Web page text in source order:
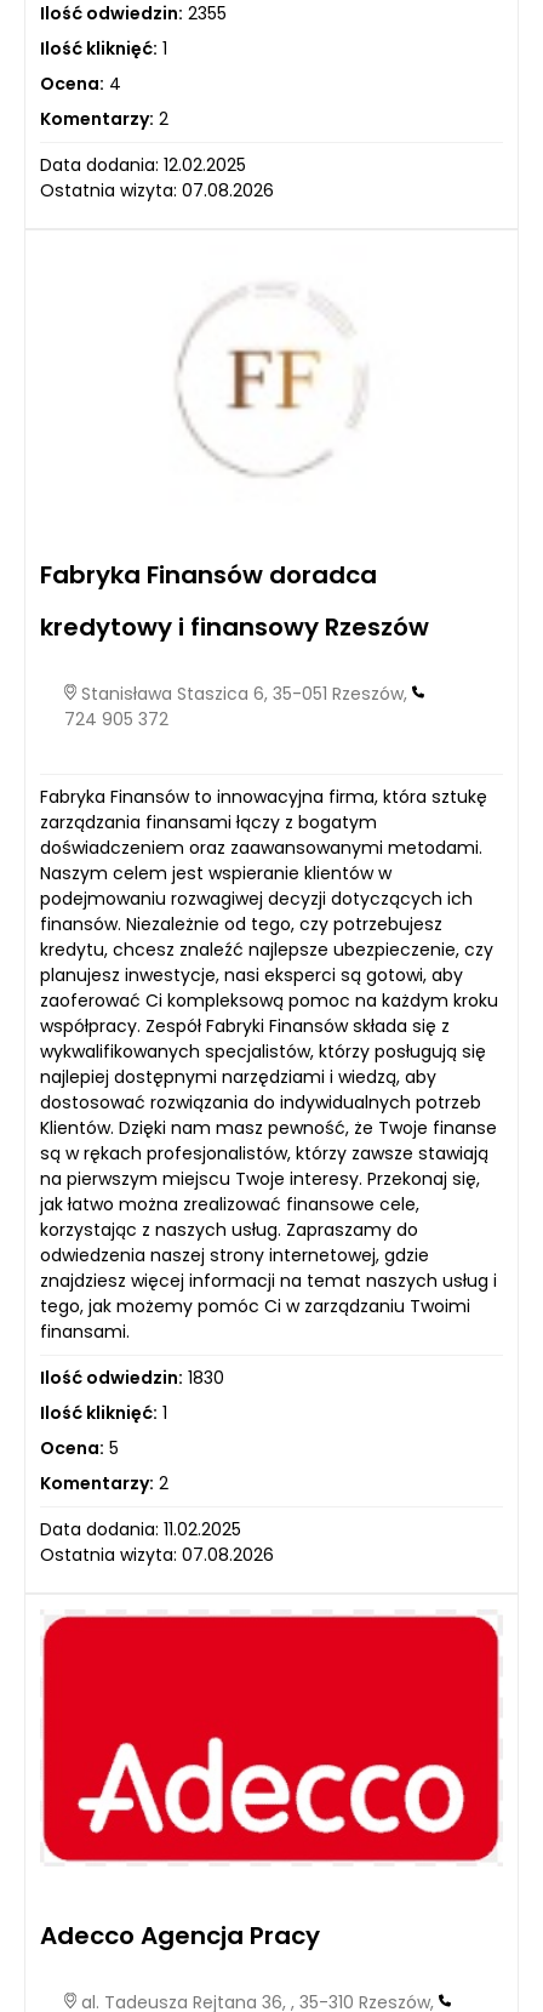
Ilość odwiedzin: 2355
Ilość kliknięć: 1
Ocena: 4
Komentarzy: 2
Data dodania: 12.02.2025
Ostatnia wizyta: 07.08.2026
Fabryka Finansów doradca
kredytowy i finansowy Rzeszów
Stanisława Staszica 6, 35-051 Rzeszów,
724 905 372
Fabryka Finansów to innowacyjna firma, która sztukę
zarządzania finansami łączy z bogatym
doświadczeniem oraz zaawansowanymi metodami.
Naszym celem jest wspieranie klientów w
podejmowaniu rozwagiwej decyzji dotyczących ich
finansów. Niezależnie od tego, czy potrzebujesz
kredytu, chcesz znaleźć najlepsze ubezpieczenie, czy
planujesz inwestycje, nasi eksperci są gotowi, aby
zaoferować Ci kompleksową pomoc na każdym kroku
współpracy. Zespół Fabryki Finansów składa się z
wykwalifikowanych specjalistów, którzy posługują się
najlepiej dostępnymi narzędziami i wiedzą, aby
dostosować rozwiązania do indywidualnych potrzeb
Klientów. Dzięki nam masz pewność, że Twoje finanse
są w rękach profesjonalistów, którzy zawsze stawiają
na pierwszym miejscu Twoje interesy. Przekonaj się,
jak łatwo można zrealizować finansowe cele,
korzystając z naszych usług. Zapraszamy do
odwiedzenia naszej strony internetowej, gdzie
znajdziesz więcej informacji na temat naszych usług i
tego, jak możemy pomóc Ci w zarządzaniu Twoimi
finansami.
Ilość odwiedzin: 1830
Ilość kliknięć: 1
Ocena: 5
Komentarzy: 2
Data dodania: 11.02.2025
Ostatnia wizyta: 07.08.2026
Adecco Agencja Pracy
al. Tadeusza Rejtana 36, , 35-310 Rzeszów,